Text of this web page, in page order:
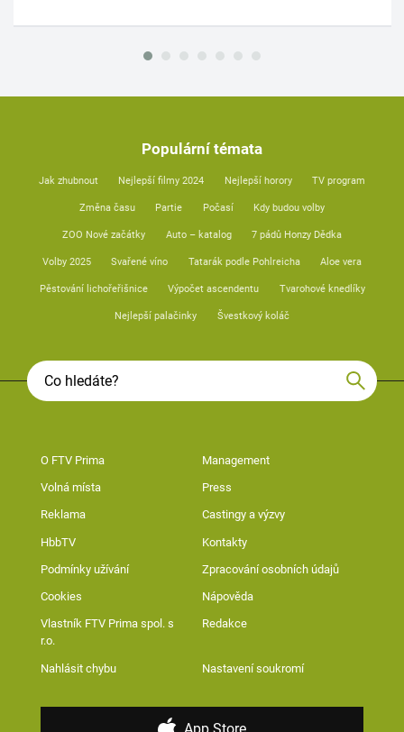
Populární témata
Jak zhubnout Nejlepší filmy 2024 Nejlepší horory TV program
Změna času Partie Počasí Kdy budou volby
ZOO Nové začátky Auto – katalog 7 pádů Honzy Dědka
Volby 2025 Svařené víno Tatarák podle Pohlreicha Aloe vera
Pěstování lichořeřišnice Výpočet ascendentu Tvarohové knedlíky
Nejlepší palačinky Švestkový koláč
O FTV Prima Management
Volná místa Press
Reklama Castingy a výzvy
HbbTV Kontakty
Podmínky užívání Zpracování osobních údajů
Cookies Nápověda
Vlastník FTV Prima spol. s
r.o.
Redakce
Nahlásit chybu Nastavení soukromí